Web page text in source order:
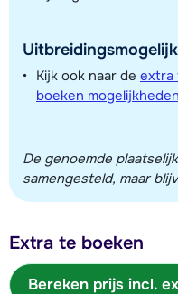
Kijk ook naar de extra
boeken
De genoemde
samengesteld, maar
Extra te boeken
Bereken prijs incl.